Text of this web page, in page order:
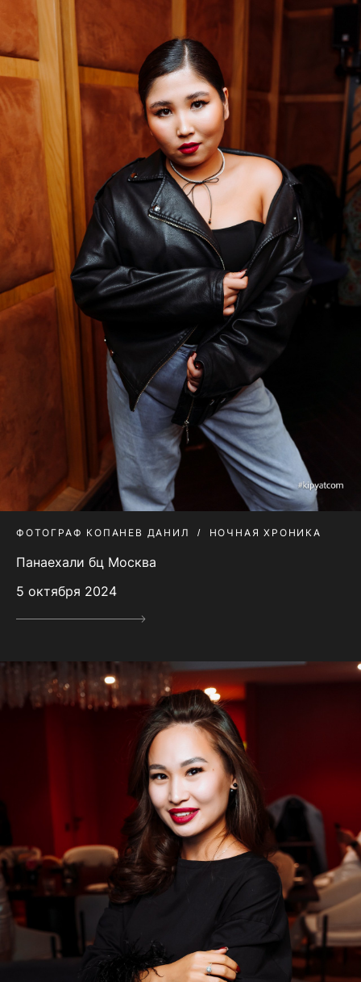
ФОТОГРАФ КОПАНЕВ ДАНИЛ НОЧНАЯ ХРОНИКА
Панаехали бц Москва
5 октября 2024